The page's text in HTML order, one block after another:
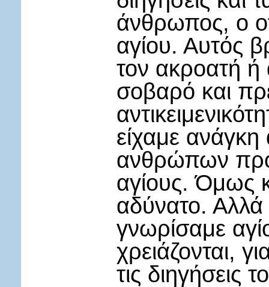
άνθρωπος, ο
αγίου. Αυτός
τον ακροατή ή
σοβαρό και
είχαμε
ανθρώπων
αγίους. Όμως
αδύνατο.
γνωρίσαμε
χρειάζονται,
τις διηγήσεις